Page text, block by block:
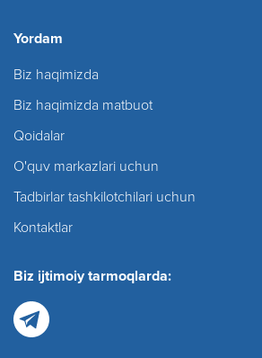
Yordam
Biz haqimizda
Biz haqimizda matbuot
Qoidalar
O'quv markazlari uchun
Tadbirlar tashkilotchilari uchun
Kontaktlar
Biz ijtimoiy tarmoqlarda: